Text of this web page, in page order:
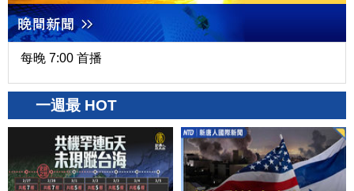
每晚 7:00 首播
一週最 HOT